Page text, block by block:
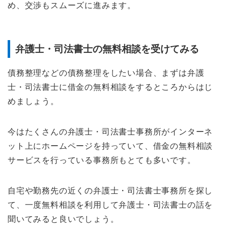
め、交渉もスムーズに進みます。
弁護士・司法書士の無料相談を受けてみる
債務整理などの債務整理をしたい場合、まずは弁護
士・司法書士に借金の無料相談をするところからはじ
めましょう。
今はたくさんの弁護士・司法書士事務所がインターネ
ット上にホームページを持っていて、借金の無料相談
サービスを行っている事務所もとても多いです。
自宅や勤務先の近くの弁護士・司法書士事務所を探し
て、一度無料相談を利用して弁護士・司法書士の話を
聞いてみると良いでしょう。